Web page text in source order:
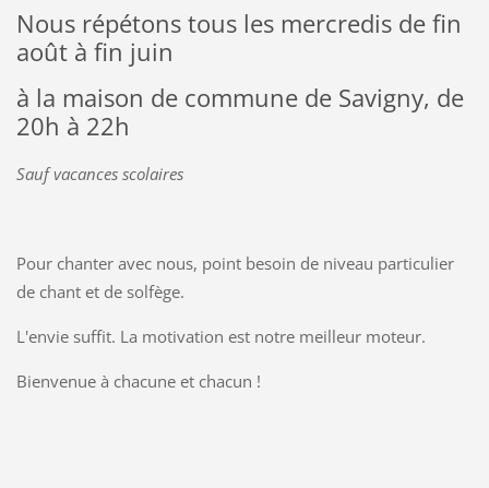
Nous répétons tous les mercredis de fin
août à fin juin
à la maison de commune de Savigny, de
20h à 22h
Sauf vacances scolaires
Pour chanter avec nous, point besoin de niveau particulier
de chant et de solfège.
L'envie suffit. La motivation est notre meilleur moteur.
Bienvenue à chacune et chacun !